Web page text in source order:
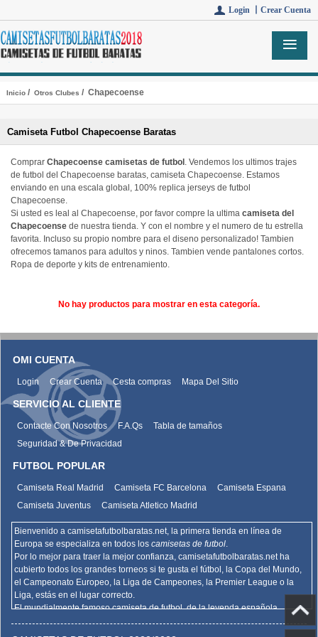
Login 丨 Crear Cuenta
Inicio/ Otros Clubes / Chapecoense
Camiseta Futbol Chapecoense Baratas
Comprar Chapecoense camisetas de futbol . Vendemos los ultimos trajes
de futbol del Chapecoense baratas, camiseta Chapecoense. Estamos
enviando en una escala global, 100% replica jerseys de futbol
Chapecoense.
Si usted es leal al Chapecoense, por favor compre la ultima camiseta del
Chapecoense de nuestra tienda. Y con el nombre y el numero de tu estrella
favorita. Incluso su propio nombre para el diseno personalizado! Tambien
ofrecemos tamanos para adultos y ninos. Tambien vende pantalones cortos.
Ropa de deporte y kits de entrenamiento.
No hay productos para mostrar en esta categoría.
OMI CUENTA
Login Crear Cuenta Cesta compras Mapa Del Sitio
SERVICIO AL CLIENTE
Contacte Con Nosotros F.A.Qs
Tabla de tamaños
Seguridad & De Privacidad
FUTBOL POPULAR
Camiseta Real Madrid Camiseta FC Barcelona
Camiseta Espana
Camiseta Juventus
Camiseta Atletico Madrid
Bienvenido a camisetafutbolbaratas.net, la primera tienda en línea de
Europa se especializa en todos los camisetas de futbol.
Por lo mejor para traer la mejor confianza, camisetafutbolbaratas.netha
cubierto todos los grandes torneos si te gusta el fútbol, la Copa del Mundo,
el Campeonato Europeo, la Liga de Campeones, la Premier League o la
Liga, estás en el lugar correcto.
El mundialmente famoso camiseta de futbol, de la leyenda española